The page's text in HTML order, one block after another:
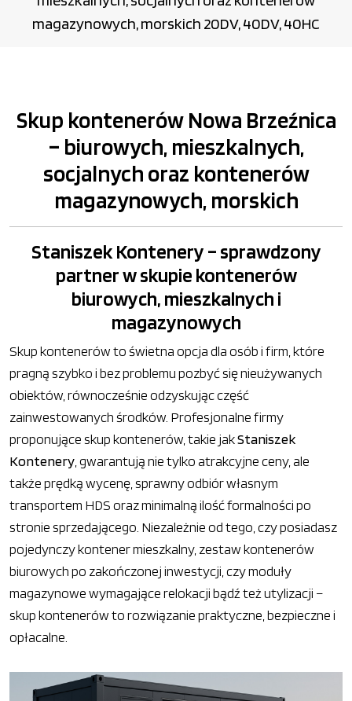
magazynowych, morskich 20DV, 40DV, 40HC
Skup kontenerów Nowa Brzeźnica
– biurowych, mieszkalnych,
socjalnych oraz kontenerów
magazynowych, morskich
Staniszek Kontenery – sprawdzony
partner w skupie kontenerów
biurowych, mieszkalnych i
magazynowych
Skup kontenerów to świetna opcja dla osób i firm, które
pragną szybko i bez problemu pozbyć się nieużywanych
obiektów, równocześnie odzyskując część
zainwestowanych środków. Profesjonalne firmy
proponujące skup kontenerów, takie jakStaniszek
Kontenery , gwarantują nie tylko atrakcyjne ceny, ale
także prędką wycenę, sprawny odbiór własnym
transportem HDS oraz minimalną ilość formalności po
stronie sprzedającego. Niezależnie od tego, czy posiadasz
pojedynczy kontener mieszkalny, zestaw kontenerów
biurowych po zakończonej inwestycji, czy moduły
magazynowe wymagające relokacji bądź też utylizacji –
skup kontenerów to rozwiązanie praktyczne, bezpieczne i
opłacalne.